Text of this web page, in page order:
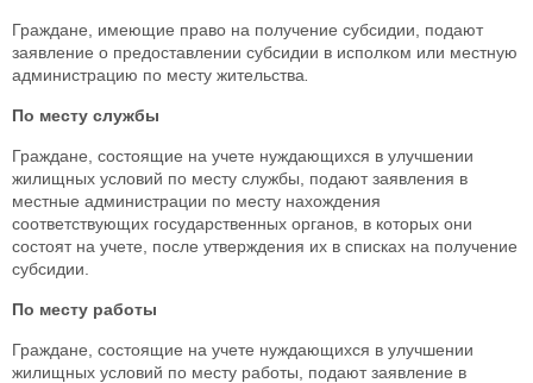
Граждане, имеющие право на получение субсидии, подают
заявление о предоставлении субсидии в исполком или местную
администрацию по месту жительства
По месту службы
Граждане, состоящие на учете нуждающихся в улучшении
жилищных условий по месту службы, подают заявления в
местные администрации по месту нахождения
соответствующих государственных органов, в которых они
состоят на учете, после утверждения их в списках на получение
субсидии.
По месту работы
Граждане, состоящие на учете нуждающихся в улучшении
жилищных условий по месту работы, подают заявление в